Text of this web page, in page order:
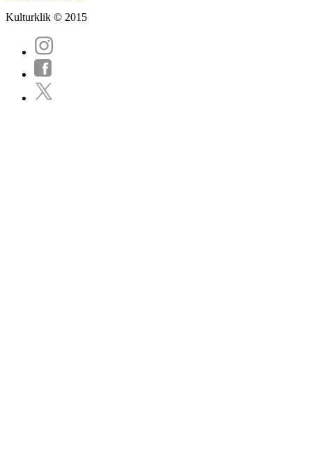
Kulturklik © 2015